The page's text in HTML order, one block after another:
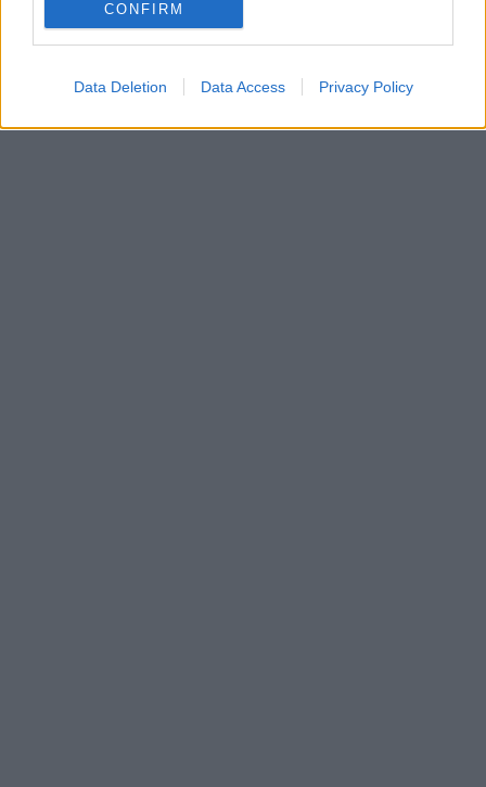
CONFIRM
Data Deletion Data Access Privacy Policy